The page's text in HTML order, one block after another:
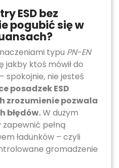
ESD bez
pogubić się w
typu PN-EN
jakby ktoś mówił do
spokojnie, nie jesteś
posadzek ESD
zrozumienie pozwala
błędów.W dużym
pełną
ładunków – czyli
gromadzenie